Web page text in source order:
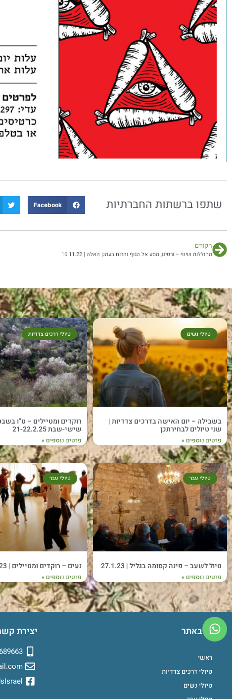
שתפו ברשתות החברתיות Facebook
הקודם
מחוללות שינוי – ורטיגו, מסע אל הגוף והרוח בעמק האלה | 16.11.22
טיולי נשים
בשבילה – יום האישה בדרכים צדדיות |
שני טיולים לבחירתכן
פרטים נוספים »
טיולי דרכים צדדיות
שישי-שבת 21-22.2.25
פרטים נוספים »
טיולי עבר
טיול לשעב – פינה קסומה בגליל | 27.1.23
פרטים נוספים »
טיולי עבר
נעים – רוקדים ומטיילים | 24-25.2.2023
פרטים נוספים »
ניווט באתר
ראשי
טיולי דרכים צדדיות
טיולי נשים
יצירת